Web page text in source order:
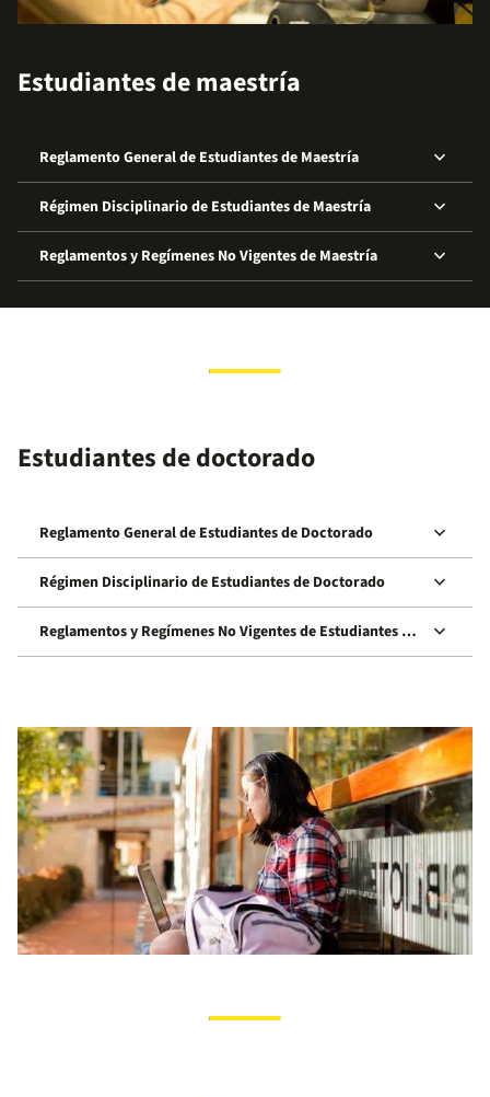
Estudiantes de maestría
Reglamento General de Estudiantes de Maestría keyboard_arrow_down
Régimen Disciplinario de Estudiantes de Maestría keyboard_arrow_down
Reglamentos y Regímenes No Vigentes de Maestría keyboard_arrow_down
Estudiantes de doctorado
Reglamento General de Estudiantes de Doctorado keyboard_arrow_down
Régimen Disciplinario de Estudiantes de Doctorado keyboard_arrow_down
Reglamentos y Regímenes No Vigentes de Estudiantes de
Doctorado
keyboard_arrow_down